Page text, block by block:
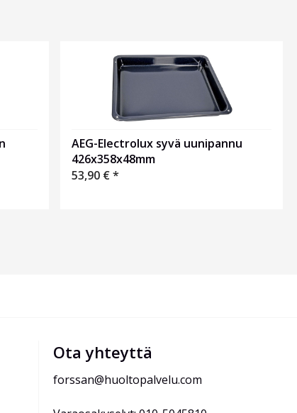
AEG-Electrolux syvä uunipannu
426x358x48mm
53,90 €*
Ota yhteyttä
forssan@huoltopalvelu.com